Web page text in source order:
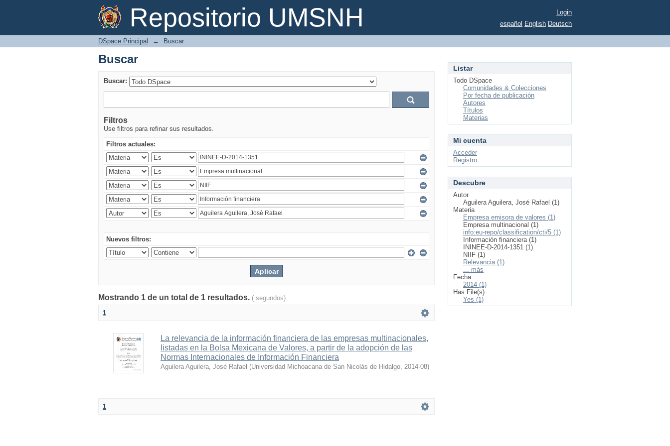
Repositorio UMSNH
Buscar
Login
español English Deutsch
DSpace Principal → Buscar
Buscar
Buscar:
Filtros
Use filtros para refinar sus resultados.
Filtros actuales:
Nuevos filtros:
Mostrando 1 de un total de 1 resultados. ( segundos)
1
La relevancia de la información financiera de las empresas multinacionales,
listadas en la Bolsa Mexicana de Valores, a partir de la adopción de las
Normas Internacionales de Información Financiera
Aguilera Aguilera, José Rafael (Universidad Michoacana de San Nicolás de Hidalgo, 2014-08)
1
Listar
Todo DSpace
Comunidades & Colecciones
Por fecha de publicación
Autores
Títulos
Materias
Mi cuenta
Acceder
Registro
Descubre
Autor
Aguilera Aguilera, José Rafael (1)
Materia
Empresa emisora de valores (1)
Empresa multinacional (1)
info:eu-repo/classification/cti/5 (1)
Información financiera (1)
ININEE-D-2014-1351 (1)
NIIF (1)
Relevancia (1)
... más
Fecha
2014 (1)
Has File(s)
Yes (1)